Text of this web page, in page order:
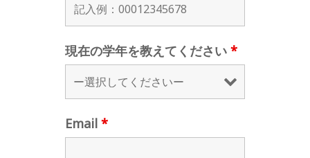
現在の学年を教えてください *
Email *